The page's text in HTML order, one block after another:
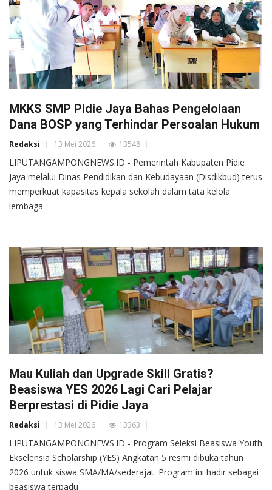
MKKS SMP Pidie Jaya Bahas Pengelolaan
Dana BOSP yang Terhindar Persoalan Hukum
Redaksi 13 Mei 2026 13548
LIPUTANGAMPONGNEWS.ID - Pemerintah Kabupaten Pidie
Jaya melalui Dinas Pendidikan dan Kebudayaan (Disdikbud) terus
memperkuat kapasitas kepala sekolah dalam tata kelola
lembaga
Mau Kuliah dan Upgrade Skill Gratis?
Beasiswa YES 2026 Lagi Cari Pelajar
Berprestasi di Pidie Jaya
Redaksi 13 Mei 2026 13363
LIPUTANGAMPONGNEWS.ID - Program Seleksi Beasiswa Youth
Ekselensia Scholarship (YES) Angkatan 5 resmi dibuka tahun
2026 untuk siswa SMA/MA/sederajat. Program ini hadir sebagai
beasiswa terpadu